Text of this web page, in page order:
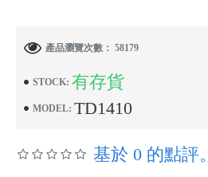
STOCK: 有存貨
MODEL: TD1410
產品瀏覽次數： 58179
基於 0 的點評。